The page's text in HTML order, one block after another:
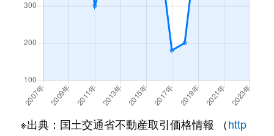
※出典：国土交通省不動産取引価格情報 （http